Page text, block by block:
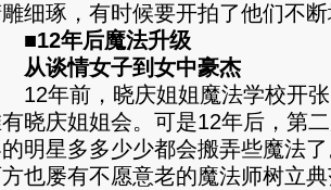
细琢，有时候要开拍了他们不
■12年后魔法升级
谈情女子到女中豪杰
年前，晓庆姐姐魔法学校开张
晓庆姐姐会。可是12年后，第
明星多多少少都会搬弄些魔法
也屡有不愿意老的魔法师树立